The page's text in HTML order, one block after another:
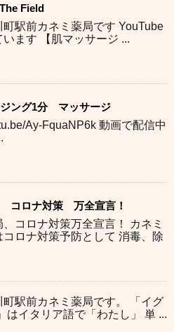
Field
町駅前カネミ薬局です YouTube
います 【肌マッサージ ...
ング1分 マッサージ
Ay-FquaNP6k 動画で配信中
コロナ対策 万全宣言！
、コロナ対策万全宣言！ カネミ
コロナ対策予防として 消毒、除
町駅前カネミ薬局です。 「イグ
はイタリア語で「わたし」 単 ...